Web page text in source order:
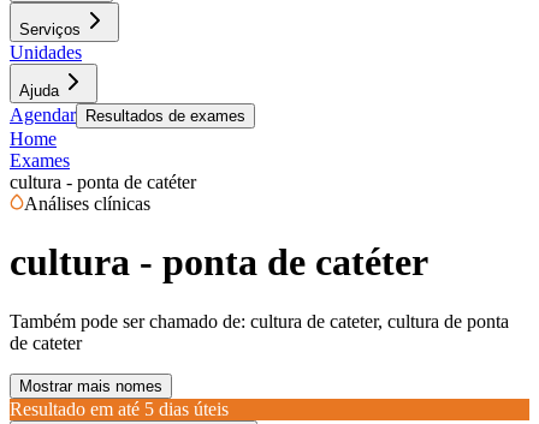
Serviços
Unidades
Ajuda
Agendar Resultados de exames
Home
Exames
cultura - ponta de catéter
Análises clínicas
cultura - ponta de catéter
Também pode ser chamado de: cultura de cateter, cultura de ponta
de cateter
Mostrar mais nomes
Resultado em até 5 dias úteis